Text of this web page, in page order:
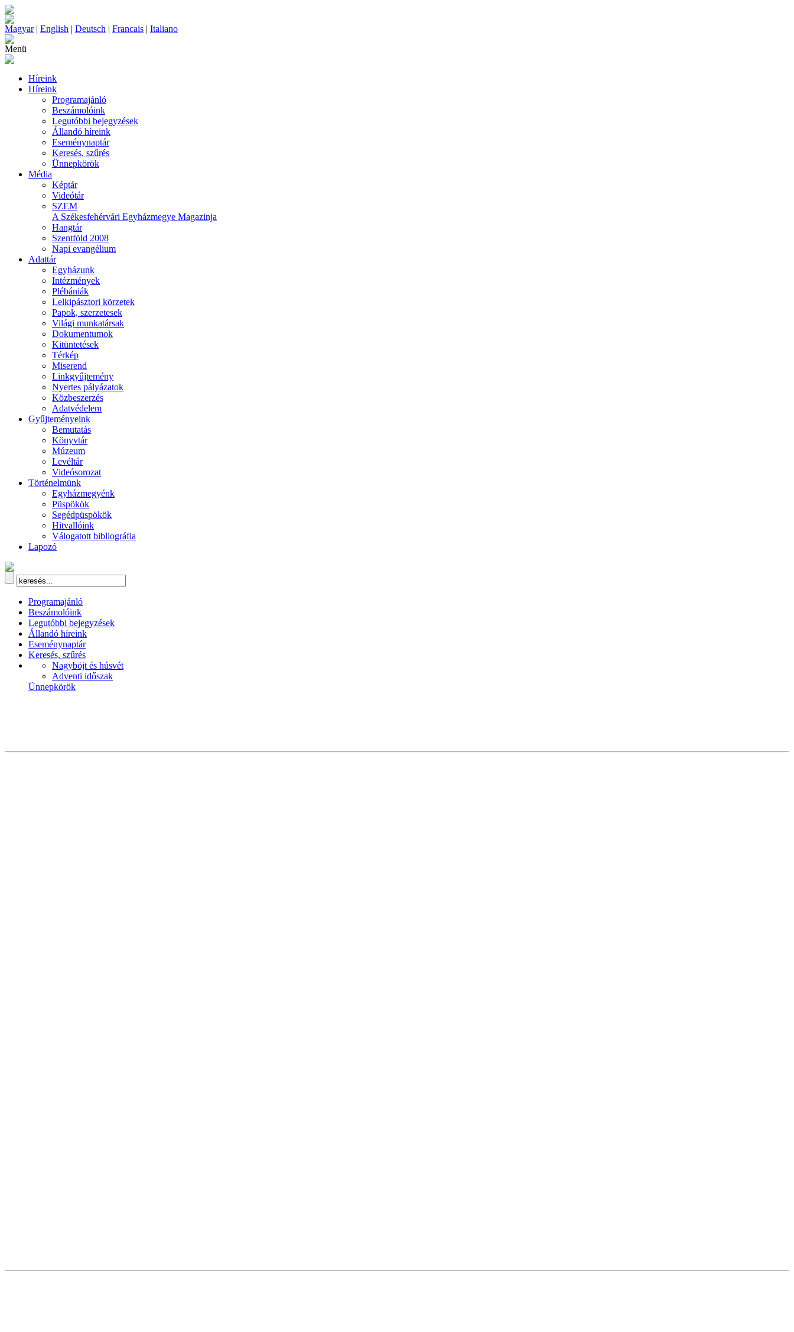
Magyar| English | Deutsch | Francais | Italiano
Menü
Híreink
Híreink
Programajánló
Beszámolóink
Legutóbbi bejegyzések
Állandó híreink
Eseménynaptár
Keresés, szűrés
Ünnepkörök
Média
Képtár
Videótár
SZEM
A Székesfehérvári Egyházmegye Magazinja
Hangtár
Szentföld 2008
Napi evangélium
Adattár
Egyházunk
Intézmények
Plébániák
Lelkipásztori körzetek
Papok, szerzetesek
Világi munkatársak
Dokumentumok
Kitüntetések
Térkép
Miserend
Linkgyűjtemény
Nyertes pályázatok
Közbeszerzés
Adatvédelem
Gyűjteményeink
Bemutatás
Könyvtár
Múzeum
Levéltár
Videósorozat
Történelmünk
Egyházmegyénk
Püspökök
Segédpüspökök
Hitvallóink
Válogatott bibliográfia
Lapozó
Programajánló
Beszámolóink
Legutóbbi bejegyzések
Állandó híreink
Eseménynaptár
Keresés, szűrés
Nagyböjt és húsvét
Adventi időszak
Ünnepkörök